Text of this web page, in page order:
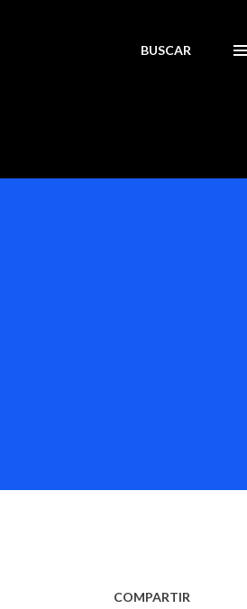
BUSCAR
COMPARTIR